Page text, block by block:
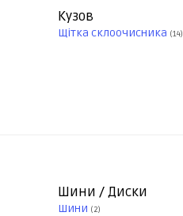
Кузов
Щітка склоочисника (14)
Шини / Диски
Шини (2)